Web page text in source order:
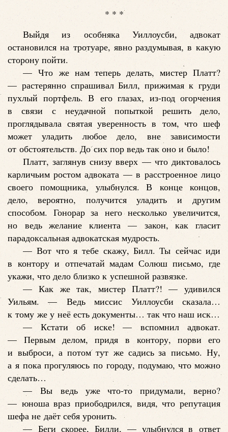
* * *
Выйдя из особняка Уиллоусби, адвокат
остановился на тротуаре, явно раздумывая, в какую
сторону пойти.
— Что же нам теперь делать, мистер Платт?
— растерянно спрашивал Билл, прижимая к груди
пухлый портфель. В его глазах, из-под огорчения
в связи с неудачной попыткой решить дело,
проглядывала святая уверенность в том, что шеф
может уладить любое дело, вне зависимости
от обстоятельств. До сих пор ведь так оно и было!
Платт, заглянув снизу вверх — что диктовалось
карличьим ростом адвоката — в расстроенное лицо
своего помощника, улыбнулся. В конце концов,
дело, вероятно, получится уладить и другим
способом. Гонорар за него несколько увеличится,
но ведь желание клиента — закон, как гласит
парадоксальная адвокатская мудрость.
— Вот что я тебе скажу, Билл. Ты сейчас иди
в контору и отпечатай мадам Солюш письмо, где
укажи, что дело близко к успешной развязке.
— Как же так, мистер Платт?! — удивился
Уильям. — Ведь миссис Уиллоусби сказала…
к тому же у неё есть документы… так что наш иск…
— Кстати об иске! — вспомнил адвокат.
— Первым делом, придя в контору, порви его
и выброси, а потом тут же садись за письмо. Ну,
а я пока прогуляюсь по городу, подумаю, что можно
сделать…
— Вы ведь уже что-то придумали, верно?
— юноша враз приободрился, видя, что репутация
шефа не даёт себя уронить.
— Беги скорее, Билли, — улыбнулся в ответ